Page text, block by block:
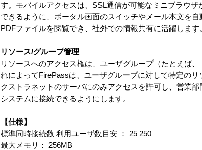
す。モバイルアクセスは、SSL通信が可能なミニブラウ
できるように、ポータル画面のスイッチやメール本文を
PDFファイルを閲覧でき、社外での情報共有に活躍します
リソース/グループ管理
リソースへのアクセス権は、ユーザグループ（たとえば
れによってFirePassは、ユーザグループに対して特定の
クストラネットのサーバにのみアクセスを許可し、営業
システムに接続できるようにします。
【仕様】
標準同時接続数 利用ユーザ数目安 ： 25 250
最大メモリ： 256MB